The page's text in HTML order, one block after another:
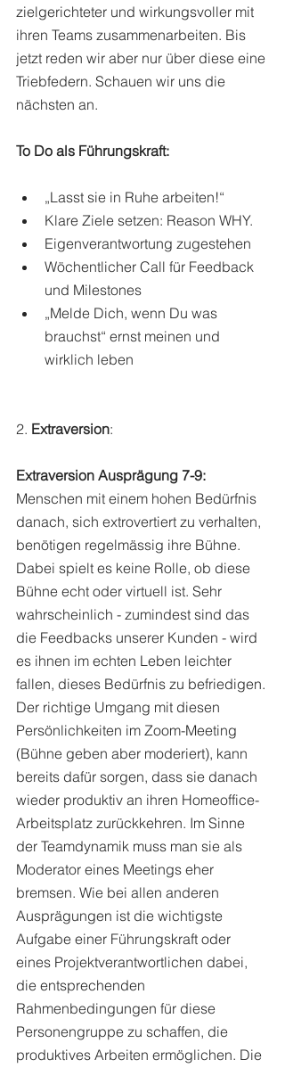
zielgerichteter und wirkungsvoller mit
ihren Teams zusammenarbeiten. Bis
jetzt reden wir aber nur über diese eine
Triebfedern. Schauen wir uns die
nächsten an.
To Do als Führungskraft:
„Lasst sie in Ruhe arbeiten!“
Klare Ziele setzen: Reason WHY.
Eigenverantwortung zugestehen
Wöchentlicher Call für Feedback
und Milestones
„Melde Dich, wenn Du was
brauchst“ ernst meinen und
wirklich leben
2. Extraversion:
Extraversion Ausprägung 7-9:
Menschen mit einem hohen Bedürfnis
danach, sich extrovertiert zu verhalten,
benötigen regelmässig ihre Bühne.
Dabei spielt es keine Rolle, ob diese
Bühne echt oder virtuell ist. Sehr
wahrscheinlich - zumindest sind das
die Feedbacks unserer Kunden - wird
es ihnen im echten Leben leichter
fallen, dieses Bedürfnis zu befriedigen.
Der richtige Umgang mit diesen
Persönlichkeiten im Zoom-Meeting
(Bühne geben aber moderiert), kann
bereits dafür sorgen, dass sie danach
wieder produktiv an ihren Homeoffice-
Arbeitsplatz zurückkehren. Im Sinne
der Teamdynamik muss man sie als
Moderator eines Meetings eher
bremsen. Wie bei allen anderen
Ausprägungen ist die wichtigste
Aufgabe einer Führungskraft oder
eines Projektverantwortlichen dabei,
die entsprechenden
Rahmenbedingungen für diese
Personengruppe zu schaffen, die
produktives Arbeiten ermöglichen. Die